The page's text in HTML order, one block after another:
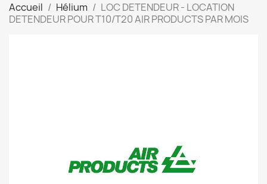
Accueil Hélium
LOC DETENDEUR - LOCATION
DETENDEUR POUR T10/T20 AIR PRODUCTS PAR MOIS